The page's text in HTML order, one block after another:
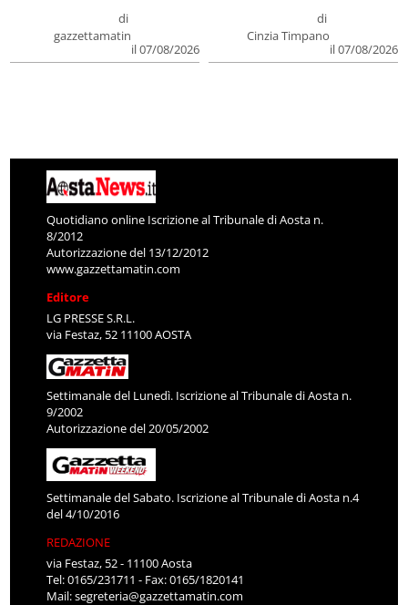
di
gazzettamatin
il 07/08/2026
di
Cinzia Timpano
il 07/08/2026
Quotidiano online Iscrizione al Tribunale di Aosta n.
8/2012
Autorizzazione del 13/12/2012
www.gazzettamatin.com
Editore
LG PRESSE S.R.L.
via Festaz, 52 11100 AOSTA
Settimanale del Lunedì. Iscrizione al Tribunale di Aosta n.
9/2002
Autorizzazione del 20/05/2002
Settimanale del Sabato. Iscrizione al Tribunale di Aosta n.4
del 4/10/2016
REDAZIONE
via Festaz, 52 - 11100 Aosta
Tel: 0165/231711 - Fax: 0165/1820141
Mail:segreteria@gazzettamatin.com